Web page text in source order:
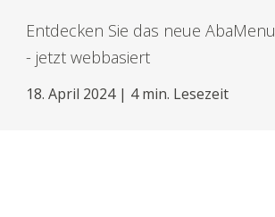
Entdecken Sie das neue AbaMenu
- jetzt webbasiert
18. April 2024 | 4 min. Lesezeit